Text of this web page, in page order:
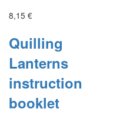
8,15 €
Quilling
Lanterns
instruction
booklet